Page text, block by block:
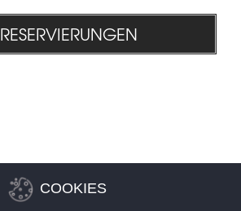
RESERVIERUNGEN
COOKIES